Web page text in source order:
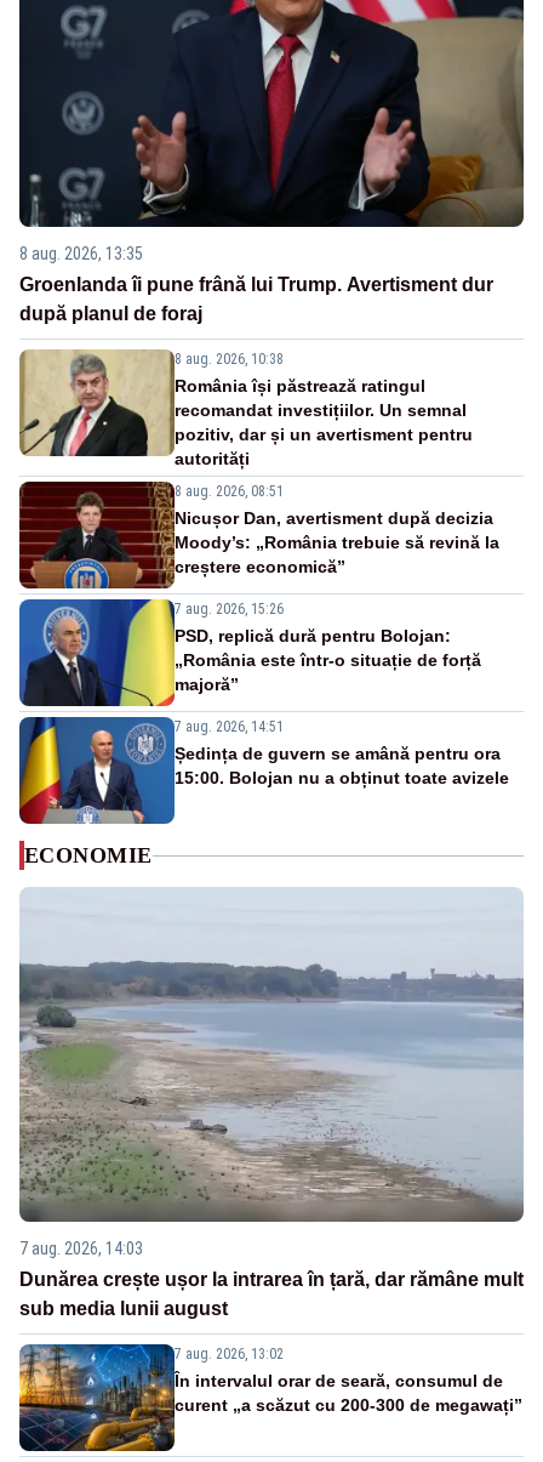
8 aug. 2026, 13:35
Groenlanda îi pune frână lui Trump. Avertisment dur
după planul de foraj
8 aug. 2026, 10:38
România își păstrează ratingul
recomandat investițiilor. Un semnal
pozitiv, dar și un avertisment pentru
autorități
8 aug. 2026, 08:51
Nicușor Dan, avertisment după decizia
Moody’s: „România trebuie să revină la
creștere economică”
7 aug. 2026, 15:26
PSD, replică dură pentru Bolojan:
„România este într-o situație de forță
majoră”
7 aug. 2026, 14:51
Ședința de guvern se amână pentru ora
15:00. Bolojan nu a obținut toate avizele
ECONOMIE
7 aug. 2026, 14:03
Dunărea crește ușor la intrarea în țară, dar rămâne mult
sub media lunii august
7 aug. 2026, 13:02
În intervalul orar de seară, consumul de
curent „a scăzut cu 200-300 de megawați”